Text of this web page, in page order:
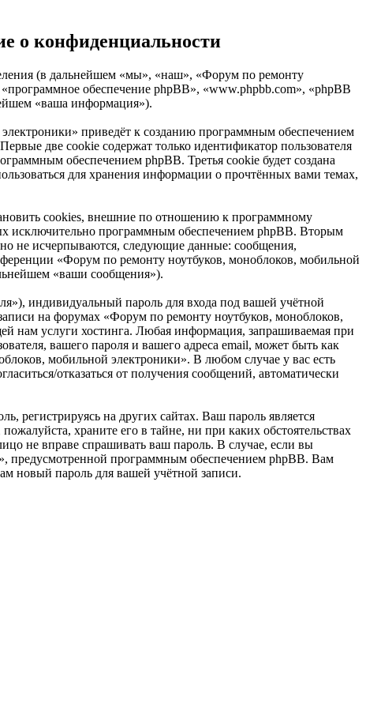
о конфиденциальности
(в дальнейшем «мы», «наш», «Форум по ремонту
обеспечение phpBB», «www.phpbb.com», «phpBB
«ваша информация»).
приведёт к созданию программным обеспечением
две cookie содержат только идентификатор пользователя
обеспечением phpBB. Третья cookie будет создана
для хранения информации о прочтённых вами темах,
cookies, внешние по отношению к программному
исключительно программным обеспечением phpBB. Вторым
не исчерпываются, следующие данные: сообщения,
«Форум по ремонту ноутбуков, моноблоков, мобильной
«ваши сообщения»).
индивидуальный пароль для входа под вашей учётной
на форумах «Форум по ремонту ноутбуков, моноблоков,
нам услуги хостинга. Любая информация, запрашиваемая при
вашего пароля и вашего адреса email, может быть как
мобильной электроники». В любом случае у вас есть
отказаться от получения сообщений, автоматически
регистрируясь на других сайтах. Ваш пароль является
храните его в тайне, ни при каких обстоятельствах
не вправе спрашивать ваш пароль. В случае, если вы
предусмотренной программным обеспечением phpBB. Вам
новый пароль для вашей учётной записи.